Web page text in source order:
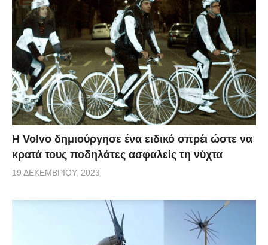
Η Volvo δημιούργησε ένα ειδικό σπρέι ώστε να
κρατά τους ποδηλάτες ασφαλείς τη νύχτα
19 ΔΕΚΕΜΒΡΊΟΥ, 2023